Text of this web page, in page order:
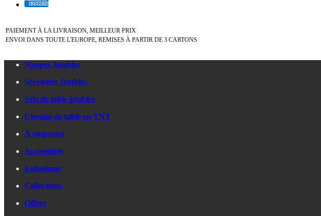
PAIEMENT À LA LIVRAISON, MEILLEUR PRIX
ENVOI DANS TOUTE L'EUROPE, REMISES À PARTIR DE 3 CARTONS
Nappes Jetables
Serviettes Jetables
Sets de table jetables
Chemin de table en TNT
À emporter
Accessoires
Esthétique
Collections
Offres